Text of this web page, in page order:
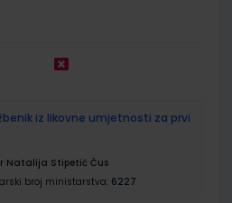
iz likovne umjetnosti za prvi
Natalija Stipetić Čus
broj ministarstva: 6227